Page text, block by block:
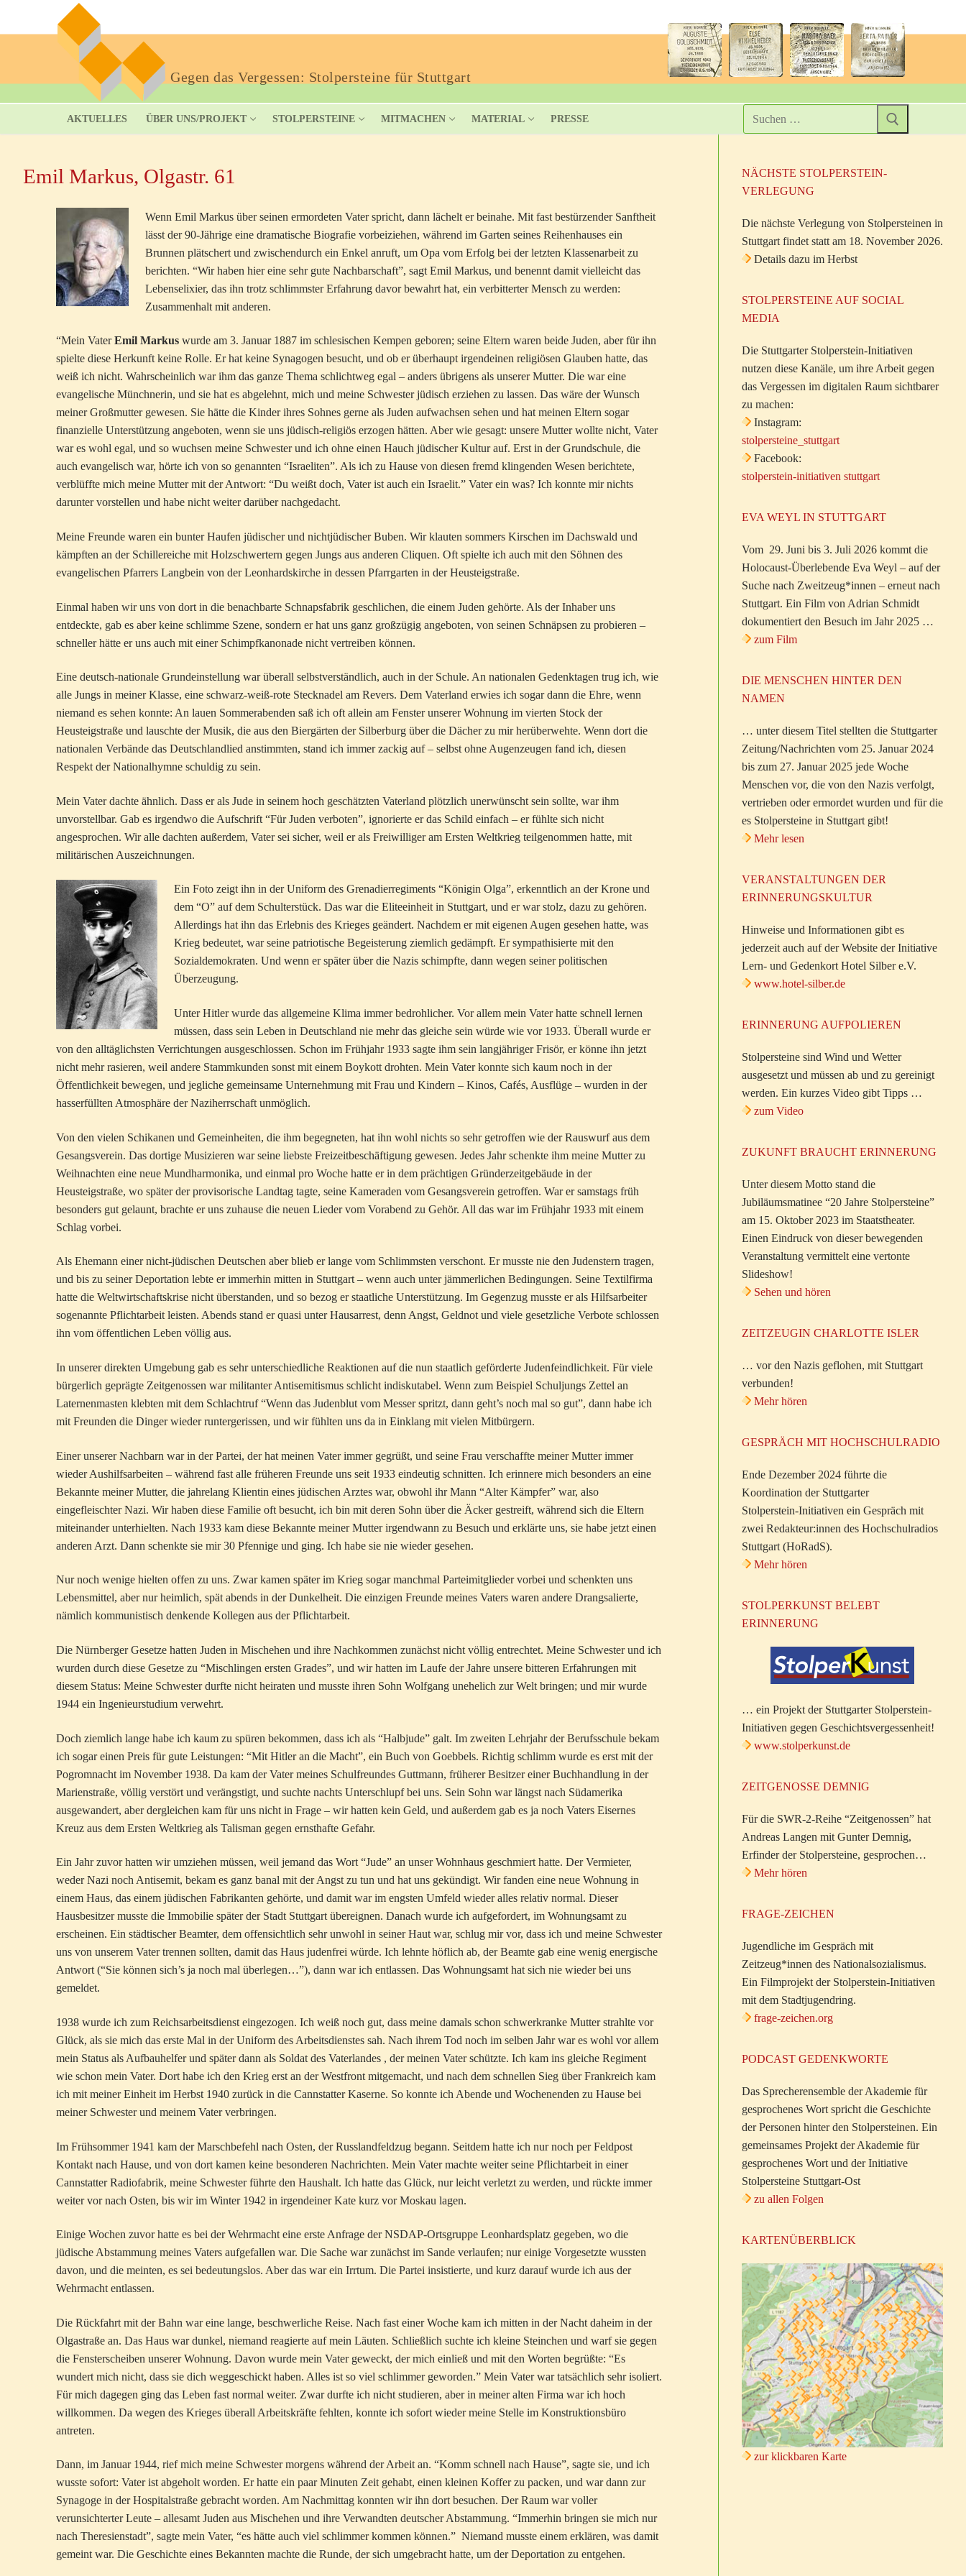
Gegen das Vergessen: Stolpersteine für Stuttgart
AKTUELLES ÜBER UNS/PROJEKT STOLPERSTEINE MITMACHEN MATERIAL PRESSE
Emil Markus, Olgastr. 61
Wenn Emil Markus über seinen ermordeten Vater spricht, dann lächelt er beinahe. Mit fast bestürzender Sanftheit
lässt der 90-Jährige eine dramatische Biografie vorbeiziehen, während im Garten seines Reihenhauses ein
Brunnen plätschert und zwischendurch ein Enkel anruft, um Opa vom Erfolg bei der letzten Klassenarbeit zu
berichten. “Wir haben hier eine sehr gute Nachbarschaft”, sagt Emil Markus, und benennt damit vielleicht das
Lebenselixier, das ihn trotz schlimmster Erfahrung davor bewahrt hat, ein verbitterter Mensch zu werden:
Zusammenhalt mit anderen.
“Mein VaterEmil Markus wurde am 3. Januar 1887 im schlesischen Kempen geboren; seine Eltern waren beide Juden, aber für ihn
spielte diese Herkunft keine Rolle. Er hat keine Synagogen besucht, und ob er überhaupt irgendeinen religiösen Glauben hatte, das
weiß ich nicht. Wahrscheinlich war ihm das ganze Thema schlichtweg egal – anders übrigens als unserer Mutter. Die war eine
evangelische Münchnerin, und sie hat es abgelehnt, mich und meine Schwester jüdisch erziehen zu lassen. Das wäre der Wunsch
meiner Großmutter gewesen. Sie hätte die Kinder ihres Sohnes gerne als Juden aufwachsen sehen und hat meinen Eltern sogar
finanzielle Unterstützung angeboten, wenn sie uns jüdisch-religiös erzogen hätten. Aber wie gesagt: unsere Mutter wollte nicht, Vater
war es wohl egal, und so wuchsen meine Schwester und ich ohne einen Hauch jüdischer Kultur auf. Erst in der Grundschule, die
auch evangelisch war, hörte ich von so genannten “Israeliten”. Als ich zu Hause von diesen fremd klingenden Wesen berichtete,
verblüffte mich meine Mutter mit der Antwort: “Du weißt doch, Vater ist auch ein Israelit.” Vater ein was? Ich konnte mir nichts
darunter vorstellen und habe nicht weiter darüber nachgedacht.
Meine Freunde waren ein bunter Haufen jüdischer und nichtjüdischer Buben. Wir klauten sommers Kirschen im Dachswald und
kämpften an der Schillereiche mit Holzschwertern gegen Jungs aus anderen Cliquen. Oft spielte ich auch mit den Söhnen des
evangelischen Pfarrers Langbein von der Leonhardskirche in dessen Pfarrgarten in der Heusteigstraße.
Einmal haben wir uns von dort in die benachbarte Schnapsfabrik geschlichen, die einem Juden gehörte. Als der Inhaber uns
entdeckte, gab es aber keine schlimme Szene, sondern er hat uns ganz großzügig angeboten, von seinen Schnäpsen zu probieren –
schneller hätte er uns auch mit einer Schimpfkanonade nicht vertreiben können.
Eine deutsch-nationale Grundeinstellung war überall selbstverständlich, auch in der Schule. An nationalen Gedenktagen trug ich, wie
alle Jungs in meiner Klasse, eine schwarz-weiß-rote Stecknadel am Revers. Dem Vaterland erwies ich sogar dann die Ehre, wenn
niemand es sehen konnte: An lauen Sommerabenden saß ich oft allein am Fenster unserer Wohnung im vierten Stock der
Heusteigstraße und lauschte der Musik, die aus den Biergärten der Silberburg über die Dächer zu mir herüberwehte. Wenn dort die
nationalen Verbände das Deutschlandlied anstimmten, stand ich immer zackig auf – selbst ohne Augenzeugen fand ich, diesen
Respekt der Nationalhymne schuldig zu sein.
Mein Vater dachte ähnlich. Dass er als Jude in seinem hoch geschätzten Vaterland plötzlich unerwünscht sein sollte, war ihm
unvorstellbar. Gab es irgendwo die Aufschrift “Für Juden verboten”, ignorierte er das Schild einfach – er fühlte sich nicht
angesprochen. Wir alle dachten außerdem, Vater sei sicher, weil er als Freiwilliger am Ersten Weltkrieg teilgenommen hatte, mit
militärischen Auszeichnungen.
Ein Foto zeigt ihn in der Uniform des Grenadierregiments “Königin Olga”, erkenntlich an der Krone und
dem “O” auf dem Schulterstück. Das war die Eliteeinheit in Stuttgart, und er war stolz, dazu zu gehören.
Allerdings hat ihn das Erlebnis des Krieges geändert. Nachdem er mit eigenen Augen gesehen hatte, was
Krieg bedeutet, war seine patriotische Begeisterung ziemlich gedämpft. Er sympathisierte mit den
Sozialdemokraten. Und wenn er später über die Nazis schimpfte, dann wegen seiner politischen
Überzeugung.
Unter Hitler wurde das allgemeine Klima immer bedrohlicher. Vor allem mein Vater hatte schnell lernen
müssen, dass sein Leben in Deutschland nie mehr das gleiche sein würde wie vor 1933. Überall wurde er
von den alltäglichsten Verrichtungen ausgeschlossen. Schon im Frühjahr 1933 sagte ihm sein langjähriger Frisör, er könne ihn jetzt
nicht mehr rasieren, weil andere Stammkunden sonst mit einem Boykott drohten. Mein Vater konnte sich kaum noch in der
Öffentlichkeit bewegen, und jegliche gemeinsame Unternehmung mit Frau und Kindern – Kinos, Cafés, Ausflüge – wurden in der
hasserfüllten Atmosphäre der Naziherrschaft unmöglich.
Von den vielen Schikanen und Gemeinheiten, die ihm begegneten, hat ihn wohl nichts so sehr getroffen wie der Rauswurf aus dem
Gesangsverein. Das dortige Musizieren war seine liebste Freizeitbeschäftigung gewesen. Jedes Jahr schenkte ihm meine Mutter zu
Weihnachten eine neue Mundharmonika, und einmal pro Woche hatte er in dem prächtigen Gründerzeitgebäude in der
Heusteigstraße, wo später der provisorische Landtag tagte, seine Kameraden vom Gesangsverein getroffen. War er samstags früh
besonders gut gelaunt, brachte er uns zuhause die neuen Lieder vom Vorabend zu Gehör. All das war im Frühjahr 1933 mit einem
Schlag vorbei.
Als Ehemann einer nicht-jüdischen Deutschen aber blieb er lange vom Schlimmsten verschont. Er musste nie den Judenstern tragen,
und bis zu seiner Deportation lebte er immerhin mitten in Stuttgart – wenn auch unter jämmerlichen Bedingungen. Seine Textilfirma
hatte die Weltwirtschaftskrise nicht überstanden, und so bezog er staatliche Unterstützung. Im Gegenzug musste er als Hilfsarbeiter
sogenannte Pflichtarbeit leisten. Abends stand er quasi unter Hausarrest, denn Angst, Geldnot und viele gesetzliche Verbote schlossen
ihn vom öffentlichen Leben völlig aus.
In unserer direkten Umgebung gab es sehr unterschiedliche Reaktionen auf die nun staatlich geförderte Judenfeindlichkeit. Für viele
bürgerlich geprägte Zeitgenossen war militanter Antisemitismus schlicht indiskutabel. Wenn zum Beispiel Schuljungs Zettel an
Laternenmasten klebten mit dem Schlachtruf “Wenn das Judenblut vom Messer spritzt, dann geht’s noch mal so gut”, dann habe ich
mit Freunden die Dinger wieder runtergerissen, und wir fühlten uns da in Einklang mit vielen Mitbürgern.
Einer unserer Nachbarn war in der Partei, der hat meinen Vater immer gegrüßt, und seine Frau verschaffte meiner Mutter immer
wieder Aushilfsarbeiten – während fast alle früheren Freunde uns seit 1933 eindeutig schnitten. Ich erinnere mich besonders an eine
Bekannte meiner Mutter, die jahrelang Klientin eines jüdischen Arztes war, obwohl ihr Mann “Alter Kämpfer” war, also
eingefleischter Nazi. Wir haben diese Familie oft besucht, ich bin mit deren Sohn über die Äcker gestreift, während sich die Eltern
miteinander unterhielten. Nach 1933 kam diese Bekannte meiner Mutter irgendwann zu Besuch und erklärte uns, sie habe jetzt einen
anderen Arzt. Dann schenkte sie mir 30 Pfennige und ging. Ich habe sie nie wieder gesehen.
Nur noch wenige hielten offen zu uns. Zwar kamen später im Krieg sogar manchmal Parteimitglieder vorbei und schenkten uns
Lebensmittel, aber nur heimlich, spät abends in der Dunkelheit. Die einzigen Freunde meines Vaters waren andere Drangsalierte,
nämlich kommunistisch denkende Kollegen aus der Pflichtarbeit.
Die Nürnberger Gesetze hatten Juden in Mischehen und ihre Nachkommen zunächst nicht völlig entrechtet. Meine Schwester und ich
wurden durch diese Gesetze zu “Mischlingen ersten Grades”, und wir hatten im Laufe der Jahre unsere bitteren Erfahrungen mit
diesem Status: Meine Schwester durfte nicht heiraten und musste ihren Sohn Wolfgang unehelich zur Welt bringen; und mir wurde
1944 ein Ingenieurstudium verwehrt.
Doch ziemlich lange habe ich kaum zu spüren bekommen, dass ich als “Halbjude” galt. Im zweiten Lehrjahr der Berufsschule bekam
ich sogar einen Preis für gute Leistungen: “Mit Hitler an die Macht”, ein Buch von Goebbels. Richtig schlimm wurde es erst mit der
Pogromnacht im November 1938. Da kam der Vater meines Schulfreundes Guttmann, früherer Besitzer einer Buchhandlung in der
Marienstraße, völlig verstört und verängstigt, und suchte nachts Unterschlupf bei uns. Sein Sohn war längst nach Südamerika
ausgewandert, aber dergleichen kam für uns nicht in Frage – wir hatten kein Geld, und außerdem gab es ja noch Vaters Eisernes
Kreuz aus dem Ersten Weltkrieg als Talisman gegen ernsthafte Gefahr.
Ein Jahr zuvor hatten wir umziehen müssen, weil jemand das Wort “Jude” an unser Wohnhaus geschmiert hatte. Der Vermieter,
weder Nazi noch Antisemit, bekam es ganz banal mit der Angst zu tun und hat uns gekündigt. Wir fanden eine neue Wohnung in
einem Haus, das einem jüdischen Fabrikanten gehörte, und damit war im engsten Umfeld wieder alles relativ normal. Dieser
Hausbesitzer musste die Immobilie später der Stadt Stuttgart übereignen. Danach wurde ich aufgefordert, im Wohnungsamt zu
erscheinen. Ein städtischer Beamter, dem offensichtlich sehr unwohl in seiner Haut war, schlug mir vor, dass ich und meine Schwester
uns von unserem Vater trennen sollten, damit das Haus judenfrei würde. Ich lehnte höflich ab, der Beamte gab eine wenig energische
Antwort (“Sie können sich’s ja noch mal überlegen…”), dann war ich entlassen. Das Wohnungsamt hat sich nie wieder bei uns
gemeldet.
1938 wurde ich zum Reichsarbeitsdienst eingezogen. Ich weiß noch gut, dass meine damals schon schwerkranke Mutter strahlte vor
Glück, als sie mich das erste Mal in der Uniform des Arbeitsdienstes sah. Nach ihrem Tod noch im selben Jahr war es wohl vor allem
mein Status als Aufbauhelfer und später dann als Soldat des Vaterlandes , der meinen Vater schützte. Ich kam ins gleiche Regiment
wie schon mein Vater. Dort habe ich den Krieg erst an der Westfront mitgemacht, und nach dem schnellen Sieg über Frankreich kam
ich mit meiner Einheit im Herbst 1940 zurück in die Cannstatter Kaserne. So konnte ich Abende und Wochenenden zu Hause bei
meiner Schwester und meinem Vater verbringen.
Im Frühsommer 1941 kam der Marschbefehl nach Osten, der Russlandfeldzug begann. Seitdem hatte ich nur noch per Feldpost
Kontakt nach Hause, und von dort kamen keine besonderen Nachrichten. Mein Vater machte weiter seine Pflichtarbeit in einer
Cannstatter Radiofabrik, meine Schwester führte den Haushalt. Ich hatte das Glück, nur leicht verletzt zu werden, und rückte immer
weiter vor nach Osten, bis wir im Winter 1942 in irgendeiner Kate kurz vor Moskau lagen.
Einige Wochen zuvor hatte es bei der Wehrmacht eine erste Anfrage der NSDAP-Ortsgruppe Leonhardsplatz gegeben, wo die
jüdische Abstammung meines Vaters aufgefallen war. Die Sache war zunächst im Sande verlaufen; nur einige Vorgesetzte wussten
davon, und die meinten, es sei bedeutungslos. Aber das war ein Irrtum. Die Partei insistierte, und kurz darauf wurde ich aus der
Wehrmacht entlassen.
Die Rückfahrt mit der Bahn war eine lange, beschwerliche Reise. Nach fast einer Woche kam ich mitten in der Nacht daheim in der
Olgastraße an. Das Haus war dunkel, niemand reagierte auf mein Läuten. Schließlich suchte ich kleine Steinchen und warf sie gegen
die Fensterscheiben unserer Wohnung. Davon wurde mein Vater geweckt, der mich einließ und mit den Worten begrüßte: “Es
wundert mich nicht, dass sie dich weggeschickt haben. Alles ist so viel schlimmer geworden.” Mein Vater war tatsächlich sehr isoliert.
Für mich dagegen ging das Leben fast normal weiter. Zwar durfte ich nicht studieren, aber in meiner alten Firma war ich hoch
willkommen. Da wegen des Krieges überall Arbeitskräfte fehlten, konnte ich sofort wieder meine Stelle im Konstruktionsbüro
antreten.
Dann, im Januar 1944, rief mich meine Schwester morgens während der Arbeit an. “Komm schnell nach Hause”, sagte sie, und ich
wusste sofort: Vater ist abgeholt worden. Er hatte ein paar Minuten Zeit gehabt, einen kleinen Koffer zu packen, und war dann zur
Synagoge in der Hospitalstraße gebracht worden. Am Nachmittag konnten wir ihn dort besuchen. Der Raum war voller
verunsichterter Leute – allesamt Juden aus Mischehen und ihre Verwandten deutscher Abstammung. “Immerhin bringen sie mich nur
nach Theresienstadt”, sagte mein Vater, “es hätte auch viel schlimmer kommen können.” Niemand musste einem erklären, was damit
gemeint war. Die Geschichte eines Bekannten machte die Runde, der sich umgebracht hatte, um der Deportation zu entgehen.
NÄCHSTE STOLPERSTEIN-
VERLEGUNG
Die nächste Verlegung von Stolpersteinen in
Stuttgart findet statt am 18. November 2026.
Details dazu im Herbst
STOLPERSTEINE AUF SOCIAL
MEDIA
Die Stuttgarter Stolperstein-Initiativen
nutzen diese Kanäle, um ihre Arbeit gegen
das Vergessen im digitalen Raum sichtbarer
zu machen:
Instagram:
stolpersteine_stuttgart
Facebook:
stolperstein-initiativen stuttgart
EVA WEYL IN STUTTGART
Vom 29. Juni bis 3. Juli 2026 kommt die
Holocaust-Überlebende Eva Weyl – auf der
Suche nach Zweitzeug*innen – erneut nach
Stuttgart. Ein Film von Adrian Schmidt
dokumentiert den Besuch im Jahr 2025 …
zum Film
DIE MENSCHEN HINTER DEN
NAMEN
… unter diesem Titel stellten die Stuttgarter
Zeitung/Nachrichten vom 25. Januar 2024
bis zum 27. Januar 2025 jede Woche
Menschen vor, die von den Nazis verfolgt,
vertrieben oder ermordet wurden und für die
es Stolpersteine in Stuttgart gibt!
Mehr lesen
VERANSTALTUNGEN DER
ERINNERUNGSKULTUR
Hinweise und Informationen gibt es
jederzeit auch auf der Website der Initiative
Lern- und Gedenkort Hotel Silber e.V.
www.hotel-silber.de
ERINNERUNG AUFPOLIEREN
Stolpersteine sind Wind und Wetter
ausgesetzt und müssen ab und zu gereinigt
werden. Ein kurzes Video gibt Tipps …
zum Video
ZUKUNFT BRAUCHT ERINNERUNG
Unter diesem Motto stand die
Jubiläumsmatinee “20 Jahre Stolpersteine”
am 15. Oktober 2023 im Staatstheater.
Einen Eindruck von dieser bewegenden
Veranstaltung vermittelt eine vertonte
Slideshow!
Sehen und hören
ZEITZEUGIN CHARLOTTE ISLER
… vor den Nazis geflohen, mit Stuttgart
verbunden!
Mehr hören
GESPRÄCH MIT HOCHSCHULRADIO
Ende Dezember 2024 führte die
Koordination der Stuttgarter
Stolperstein-Initiativen ein Gespräch mit
zwei Redakteur:innen des Hochschulradios
Stuttgart (HoRadS).
Mehr hören
STOLPERKUNST BELEBT
ERINNERUNG
… ein Projekt der Stuttgarter Stolperstein-
Initiativen gegen Geschichtsvergessenheit!
www.stolperkunst.de
ZEITGENOSSE DEMNIG
Für die SWR-2-Reihe “Zeitgenossen” hat
Andreas Langen mit Gunter Demnig,
Erfinder der Stolpersteine, gesprochen…
Mehr hören
FRAGE-ZEICHEN
Jugendliche im Gespräch mit
Zeitzeug*innen des Nationalsozialismus.
Ein Filmprojekt der Stolperstein-Initiativen
mit dem Stadtjugendring.
frage-zeichen.org
PODCAST GEDENKWORTE
Das Sprecherensemble der Akademie für
gesprochenes Wort spricht die Geschichte
der Personen hinter den Stolpersteinen. Ein
gemeinsames Projekt der Akademie für
gesprochenes Wort und der Initiative
Stolpersteine Stuttgart-Ost
zu allen Folgen
KARTENÜBERBLICK
zur klickbaren Karte